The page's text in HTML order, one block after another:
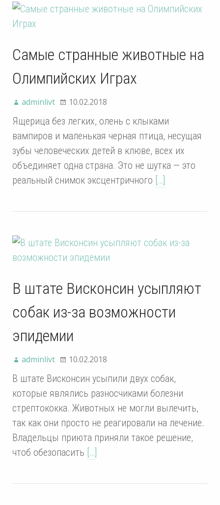
Самые странные животные на
Олимпийских Играх
adminlivt 10.02.2018
Ящерица без легких, олень с клыками
вампиров и маленькая черная птица, несущая
зубы человеческих детей в клюве, всех их
объединяет одна страна. Это не шутка — это
реальный снимок эксцентричного […]
В штате Висконсин усыпляют
собак из-за возможности
эпидемии
adminlivt 10.02.2018
В штате Висконсин усыпили двух собак,
которые являлись разносчиками болезни
стрептококка. Животных не могли вылечить,
так как они просто не реагировали на лечение.
Владельцы приюта приняли такое решение,
чтоб обезопасить […]